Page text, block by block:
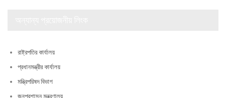
রাষ্ট্রপতির কার্যালয়
প্রধানমন্ত্রীর কার্যালয়
মন্ত্রিপরিষদ বিভাগ
জনপ্রশাসন মন্ত্রণালয়